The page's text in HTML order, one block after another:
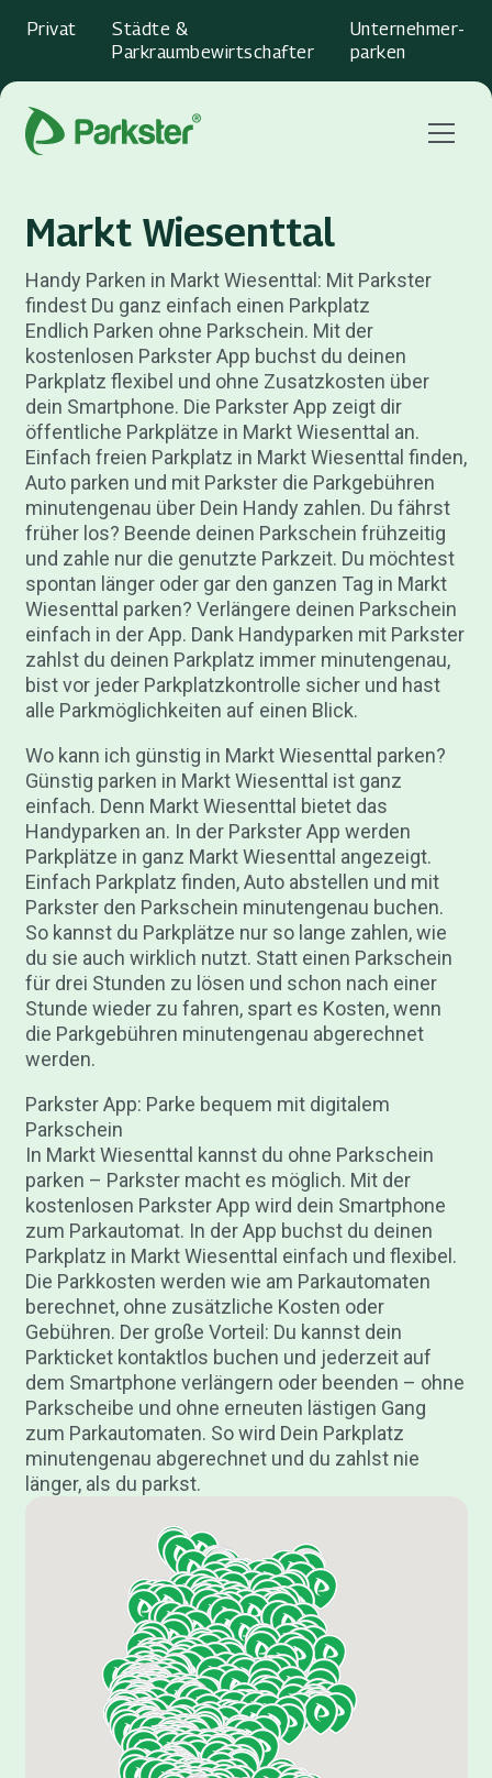
Privat
Städte &
Parkraumbewirtschafter
Unternehmer­
parken
Menu
Markt Wiesenttal
Handy Parken in Markt Wiesenttal: Mit Parkster
findest Du ganz einfach einen Parkplatz
Endlich Parken ohne Parkschein. Mit der
kostenlosen Parkster App buchst du deinen
Parkplatz flexibel und ohne Zusatzkosten über
dein Smartphone. Die Parkster App zeigt dir
öffentliche Parkplätze in Markt Wiesenttal an.
Einfach freien Parkplatz in Markt Wiesenttal finden,
Auto parken und mit Parkster die Parkgebühren
minutengenau über Dein Handy zahlen. Du fährst
früher los? Beende deinen Parkschein frühzeitig
und zahle nur die genutzte Parkzeit. Du möchtest
spontan länger oder gar den ganzen Tag in Markt
Wiesenttal parken? Verlängere deinen Parkschein
einfach in der App. Dank Handyparken mit Parkster
zahlst du deinen Parkplatz immer minutengenau,
bist vor jeder Parkplatzkontrolle sicher und hast
alle Parkmöglichkeiten auf einen Blick.
Wo kann ich günstig in Markt Wiesenttal parken?
Günstig parken in Markt Wiesenttal ist ganz
einfach. Denn Markt Wiesenttal bietet das
Handyparken an. In der Parkster App werden
Parkplätze in ganz Markt Wiesenttal angezeigt.
Einfach Parkplatz finden, Auto abstellen und mit
Parkster den Parkschein minutengenau buchen.
So kannst du Parkplätze nur so lange zahlen, wie
du sie auch wirklich nutzt. Statt einen Parkschein
für drei Stunden zu lösen und schon nach einer
Stunde wieder zu fahren, spart es Kosten, wenn
die Parkgebühren minutengenau abgerechnet
werden.
Parkster App: Parke bequem mit digitalem
Parkschein
In Markt Wiesenttal kannst du ohne Parkschein
parken – Parkster macht es möglich. Mit der
kostenlosen Parkster App wird dein Smartphone
zum Parkautomat. In der App buchst du deinen
Parkplatz in Markt Wiesenttal einfach und flexibel.
Die Parkkosten werden wie am Parkautomaten
berechnet, ohne zusätzliche Kosten oder
Gebühren. Der große Vorteil: Du kannst dein
Parkticket kontaktlos buchen und jederzeit auf
dem Smartphone verlängern oder beenden – ohne
Parkscheibe und ohne erneuten lästigen Gang
zum Parkautomaten. So wird Dein Parkplatz
minutengenau abgerechnet und du zahlst nie
länger, als du parkst.